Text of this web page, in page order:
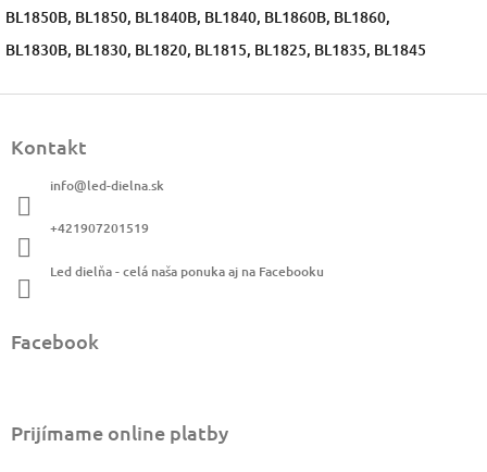
BL1850B, BL1850, BL1840B, BL1840, BL1860B, BL1860,
BL1830B, BL1830, BL1820, BL1815, BL1825, BL1835, BL1845
Kontakt
info@led-dielna.sk
+421907201519
Led dielňa - celá naša ponuka aj na Facebooku
Facebook
Prijímame online platby